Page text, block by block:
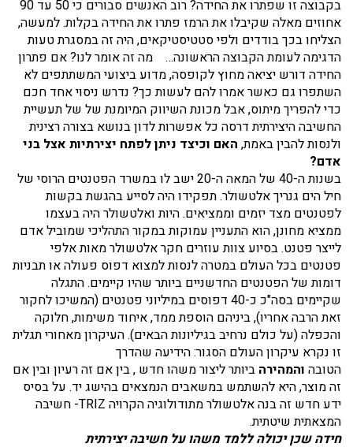
בקבוצה זו שפתרו את החידה? רוב האנשים סבורים כי 50 עד 90
אחוזים מאלה שקיבלו את הרמז פתרו את החידה בקלות. למעשה,
הצליחו בכך בודדים ולפי סטטיסטיקאים, היה זה במסגרת טעות
הדגימה לעומת הקבוצה הראשונה… מה זה אומר לנו? אם פתרון
החידה דורש יציאה מחוץ לקופסה, מדוע ביצועי המשתתפים לא
השתפרו גם כאשר אמרו להם לעשות כך? נדרש ניסוי אחד חכם
כדי להפריך מיתוס, אבל מכונת השיווק המיומנת של של תעשיית
החשיבה היצירתית דרסה כל אפשרות לדון בנושא בצורה רצינית
ולנסות להבין באמת, האם וכיצד ניתן לפתח יצירתיות אצל בני
אדם?
בשנות ה-40 של המאה ה-20 ישב לו במשרד הפטנטים הרוסי של
חיל הים גנריך אלטשולר. תפקידו היה לסייע בהגשת בקשות
לפטנטים מצד יזמים וממציאים. היות ואלטשולר היה בעצמו
ממציא מחונן, הוא התעניין עמוקות במקור התהליכי שמוביל אדם
לייצר פטנט. בסיוע צוות עוזרים חקר אלטשולר מאות אלפי
פטנטים בכל העולם במטרה לנסות למצוא דפוס פעולה או תבניות
דומות של הפטנטים החדשניים ביותר שהיו קיימים. התגלה
שקיימים בסה"כ כ-40 דפוסים במיליוני פטנטים (המשיכו לחקור
זאת הרבה אחריו), ביניהם הוספת ממד, איחוד משימות, חלוקה
והכפלה (על כולם נרחיב בגיליונות הבאים). העיקרון מאחורי תגלית
זו נקרא עיקרון העולם הסגור: הידיעה שהדרך
הטובה והמהירה ביותר ליצור משהו חדש , בין אם זה רעיון ובין אם
זה מוצר, היא להשתמש במשאבים הנמצאים בהישג יד. על בסיס
ידע חדש זה בנה אלטשולר מתודולוגיה הקרויה TRIZ- חשיבה
המצאתית שיטתית.
חידה שכן יכולה ללמד משהו על חשיבה יצירתית